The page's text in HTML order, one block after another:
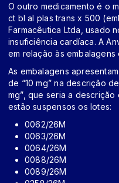
O outro medicamento é o
ct bl al plas trans x 500
Farmacêutica Ltda, usado
insuficiência cardíaca. A
em relação às embalagens
As embalagens
de “10 mg” na descrição
mg”, que seria a descrição
estão suspensos os lotes:
0062/26M
0063/26M
0064/26M
0088/26M
0089/26M